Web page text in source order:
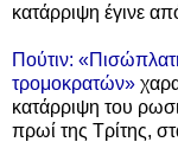
κατάρριψη έγινε
Πούτιν:
τρομοκρατών»
κατάρριψη του
πρωί της Τρίτης,